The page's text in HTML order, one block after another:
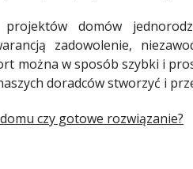
projektów domów
zadowolenie,
można w sposób szybki i
doradców stworzyć i
czy gotowe rozwiązanie?